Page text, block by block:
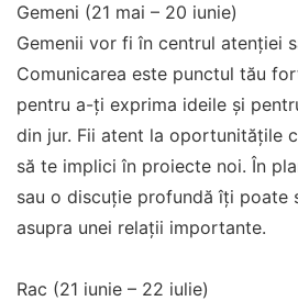
Gemeni (21 mai – 20 iunie)
Gemenii vor fi în centrul atenției
Comunicarea este punctul tău
pentru a-ți exprima ideile și
din jur. Fii atent la oportunitățile
să te implici în proiecte noi. În
sau o discuție profundă îți poate
asupra unei relații importante.
Rac (21 iunie – 22 iulie)